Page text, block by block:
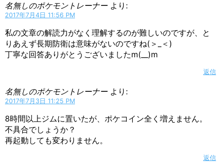
名無しのポケモントレーナー より:
2017年7月4日 11:56 PM
私の文章の解読力がなく理解するのが難しいのですが、と
りあえず長期防衛は意味がないのですね(＞_＜)
丁寧な回答ありがとうございましたm(__)m
返信
名無しのポケモントレーナー より:
2017年7月3日 11:25 PM
8時間以上ジムに置いたが、ポケコイン全く増えません。
不具合でしょうか？
再起動しても変わりません。
返信